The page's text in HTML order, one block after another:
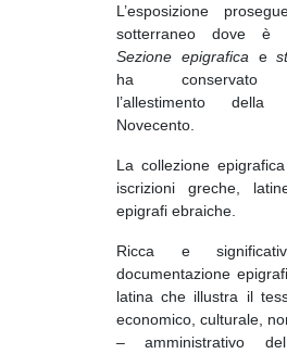
L’esposizione
sotterraneo dove è
Sezione epigrafica e
ha conservato
l’allestimento
Novecento.
La collezione
iscrizioni greche,
epigrafi ebraiche.
Ricca e
documentazione
latina che illustra il
economico, culturale,
– amministrativo